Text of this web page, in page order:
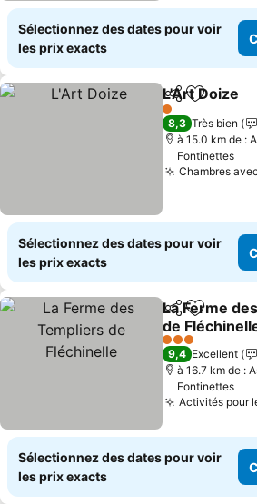
Sélectionnez des dates pour voir
les prix exacts
PartagerAjouter
L'Art Doize
1 Étoiles
8,3 Très bien
à 15.0 km de :
Fontinettes
Chambres
Sélectionnez des dates pour voir
les prix exacts
PartagerAjouter
La Ferme
de
3 Étoiles
9,4 Excellent
à 16.7 km de :
Fontinettes
Activités pour
Sélectionnez des dates pour voir
les prix exacts